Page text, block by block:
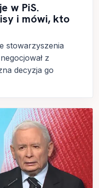
w PiS.
i mówi, kto
stowarzyszenia
z
decyzja go